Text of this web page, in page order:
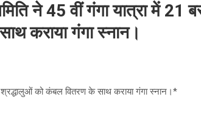
ने 45 वीं गंगा यात्रा में 21
कराया गंगा स्नान।
को कंबल वितरण के साथ कराया गंगा स्नान।*